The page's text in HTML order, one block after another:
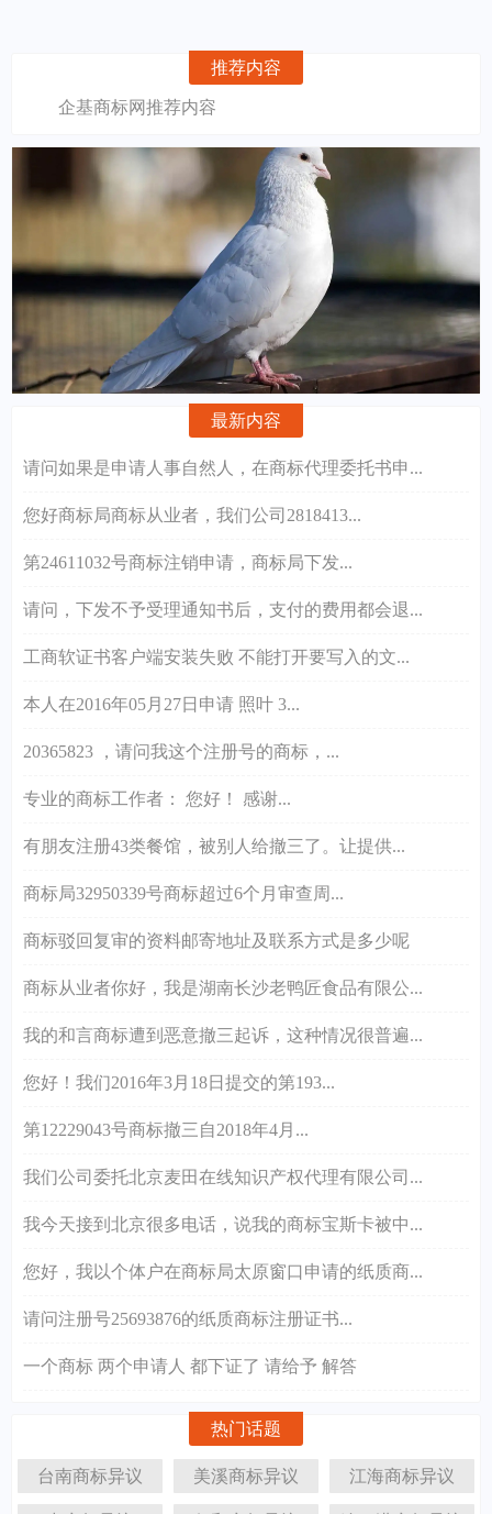
推荐内容
企基商标网推荐内容
最新内容
请问如果是申请人事自然人，在商标代理委托书申...
您好商标局商标从业者，我们公司2818413...
第24611032号商标注销申请，商标局下发...
请问，下发不予受理通知书后，支付的费用都会退...
工商软证书客户端安装失败 不能打开要写入的文...
本人在2016年05月27日申请 照叶 3...
20365823 ，请问我这个注册号的商标，...
专业的商标工作者： 您好！ 感谢...
有朋友注册43类餐馆，被别人给撤三了。让提供...
商标局32950339号商标超过6个月审查周...
商标驳回复审的资料邮寄地址及联系方式是多少呢
商标从业者你好，我是湖南长沙老鸭匠食品有限公...
我的和言商标遭到恶意撤三起诉，这种情况很普遍...
您好！我们2016年3月18日提交的第193...
第12229043号商标撤三自2018年4月...
我们公司委托北京麦田在线知识产权代理有限公司...
我今天接到北京很多电话，说我的商标宝斯卡被中...
您好，我以个体户在商标局太原窗口申请的纸质商...
请问注册号25693876的纸质商标注册证书...
一个商标 两个申请人 都下证了 请给予 解答
热门话题
台南商标异议 美溪商标异议 江海商标异议